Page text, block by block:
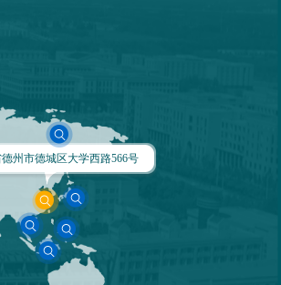
州市德城区大学西路566号